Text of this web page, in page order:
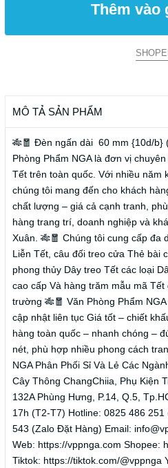
Thêm vào
MÔ TẢ SẢN PHẨM
🎋🧧 Đèn ngấn dài 60 mm {10d/b}
Phòng Phẩm NGA là đơn vị
Tết trên toàn quốc. Với nhiều năm
chúng tôi mang đến cho khách
chất lượng – giá cả cạnh tranh,
hàng trang trí, doanh nghiệp và
Xuân. 🎋🧧 Chúng tôi cung cấp đa
Liễn Tết, câu đối treo cửa Thẻ bài
phong thủy Dây treo Tết các loại
cao cấp Và hàng trăm mẫu mã
trường 🎋🧧 Văn Phòng Phẩm
cập nhật liên tục Giá tốt – chiết
hàng toàn quốc – nhanh chóng –
nét, phù hợp nhiều phong cách
NGA Phân Phối Sỉ Và Lẻ Các
Cây Thông ChangChiia, Phụ Kiện
132A Phùng Hưng, P.14, Q.5,
17h (T2-T7) Hotline: 0825 486
543 (Zalo Đặt Hàng) Email:
Web: https://vppnga.com Shopee:
Tiktok: https://tiktok.com/@vppnga